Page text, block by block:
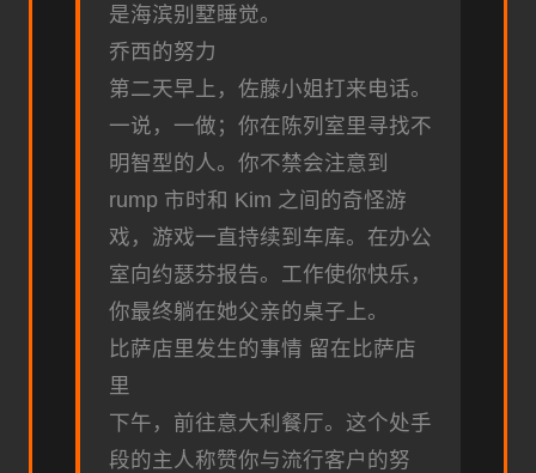
是海滨别墅睡觉。
乔西的努力
第二天早上，佐藤小姐打来电话。
一说，一做；你在陈列室里寻找不
明智型的人。你不禁会注意到
rump 市时和 Kim 之间的奇怪游
戏，游戏一直持续到车库。在办公
室向约瑟芬报告。工作使你快乐，
你最终躺在她父亲的桌子上。
比萨店里发生的事情 留在比萨店
里
下午，前往意大利餐厅。这个处手
段的主人称赞你与流行客户的努